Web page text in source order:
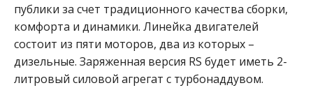
публики за счет традиционного качества сборки,
комфорта и динамики. Линейка двигателей
состоит из пяти моторов, два из которых –
дизельные. Заряженная версия RS будет иметь 2-
литровый силовой агрегат с турбонаддувом.